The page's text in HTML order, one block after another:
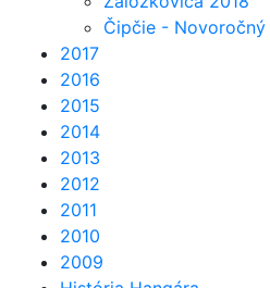
Čipčie -
2017
2016
2015
2014
2013
2012
2011
2010
2009